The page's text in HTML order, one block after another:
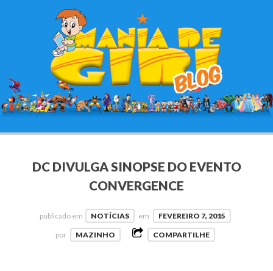
DC DIVULGA SINOPSE DO EVENTO
CONVERGENCE
publicado em NOTÍCIAS em FEVEREIRO 7, 2015
por MAZINHO COMPARTILHE